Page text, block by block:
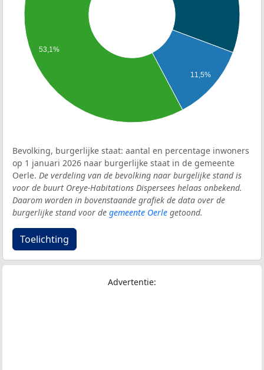
11,5%
53,1%
Bevolking, burgerlijke staat: aantal en percentage inwoners
op 1 januari 2026 naar burgerlijke staat in de gemeente
Oerle. De verdeling van de bevolking naar burgelijke stand is
voor de buurt Oreye-Habitations Dispersees helaas onbekend.
Daarom worden in bovenstaande grafiek de data over de
burgerlijke stand voor de gemeente Oerle getoond.
Toelichting
Advertentie: